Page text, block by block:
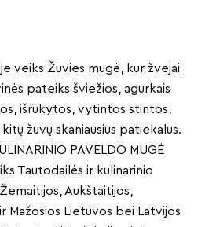
veiks Žuvies mugė, kur žvejai
pateiks šviežios, agurkais
išrūkytos, vytintos stintos,
žuvų skaniausius patiekalus.
PAVELDO MUGĖ
Tautodailės ir kulinarinio
Aukštaitijos,
Mažosios Lietuvos bei Latvijos